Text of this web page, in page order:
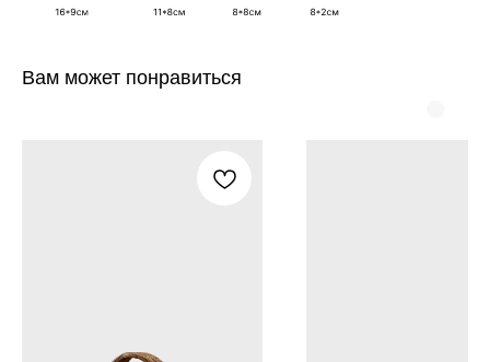
Вам может понравиться